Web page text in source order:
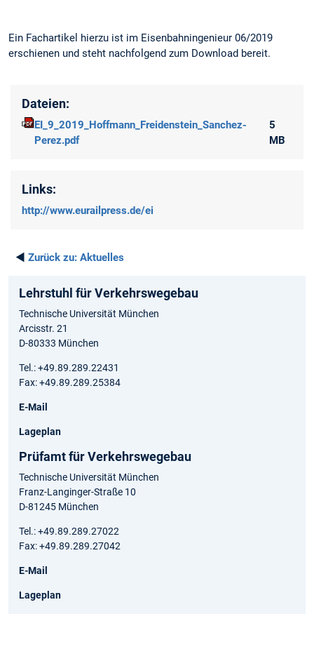
Ein Fachartikel hierzu ist im Eisenbahningenieur 06/2019
erschienen und steht nachfolgend zum Download bereit.
Dateien:
EI_9_2019_Hoffmann_Freidenstein_Sanchez-
Perez.pdf
5
MB
Links:
http://www.eurailpress.de/ei
◄ Zurück zu: Aktuelles
Lehrstuhl für Verkehrswegebau
Technische Universität München
Arcisstr. 21
D-80333 München
Tel.: +49.89.289.22431
Fax: +49.89.289.25384
E-Mail
Lageplan
Prüfamt für Verkehrswegebau
Technische Universität München
Franz-Langinger-Straße 10
D-81245 München
Tel.: +49.89.289.27022
Fax: +49.89.289.27042
E-Mail
Lageplan